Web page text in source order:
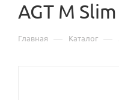
AGT M
Главная — Каталог —